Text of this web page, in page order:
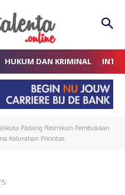
HUKUM DAN KRIMINAL
Padang Resmikan Pembukaan
Kelurahan Prioritas